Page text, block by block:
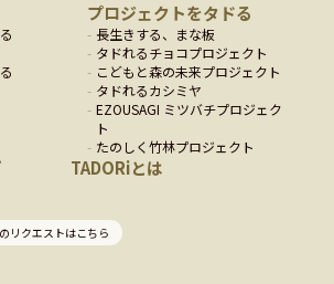
プロジェクトをタドる
長生きする、まな板
タドれるチョコプロジェクト
こどもと森の未来プロジェクト
タドれるカシミヤ
EZOUSAGI ミツバチプロジェク
ト
たのしく竹林プロジェクト
TADORiとは
リクエストはこちら